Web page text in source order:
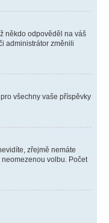
někdo odpověděl na váš
administrátor změnili
všechny vaše příspěvky
zřejmě nemáte
volbu. Počet